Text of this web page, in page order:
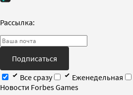
Рассылка:
Подписаться
Все сразу
Еженедельная
Новости Forbes Games